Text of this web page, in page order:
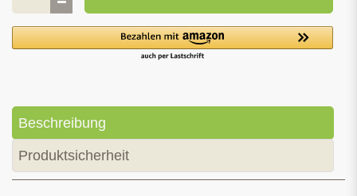
Beschreibung
Produktsicherheit